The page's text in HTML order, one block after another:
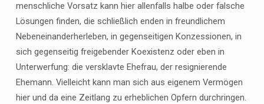
menschliche Vorsatz kann hier allenfalls halbe oder falsche
Lösungen finden, die schließlich enden in freundlichem
Nebeneinanderherleben, in gegenseitigen Konzessionen, in
sich gegenseitig freigebender Koexistenz oder eben in
Unterwerfung: die versklavte Ehefrau, der resignierende
Ehemann. Vielleicht kann man sich aus eigenem Vermögen
hier und da eine Zeitlang zu erheblichen Opfern durchringen.